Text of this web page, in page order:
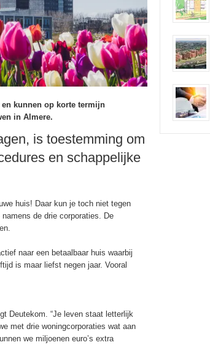
kunnen op korte termijn
in Almere.
is toestemming om
en schappelijke
huis! Daar kun je toch niet tegen
de drie corporaties. De
naar een betaalbaar huis waarbij
is maar liefst negen jaar. Vooral
Deutekom. “Je leven staat letterlijk
met drie woningcorporaties wat aan
we miljoenen euro’s extra